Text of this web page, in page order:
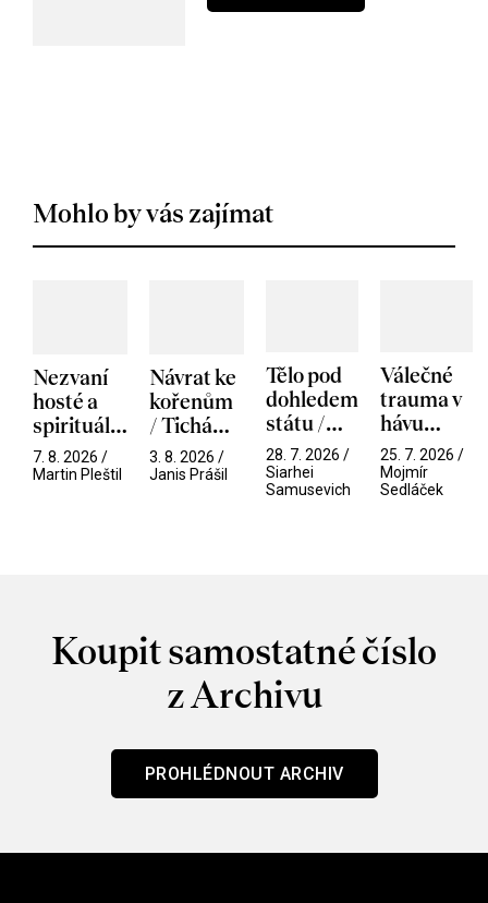
Mohlo by vás zajímat
Nezvaní
hosté a
spirituální
narušitelé
z vesmíru
7. 8. 2026 /
Martin Pleštil
Návrat ke
kořenům
/ Tichá
přítelkyně
3. 8. 2026 /
Janis Prášil
Tělo pod
dohledem
státu /
Pramen
28. 7. 2026 /
Siarhei
Samusevich
Válečné
trauma v
hávu
spektáklu
/ Odyssea
25. 7. 2026 /
Mojmír
Sedláček
Koupit samostatné číslo
z Archivu
PROHLÉDNOUT ARCHIV